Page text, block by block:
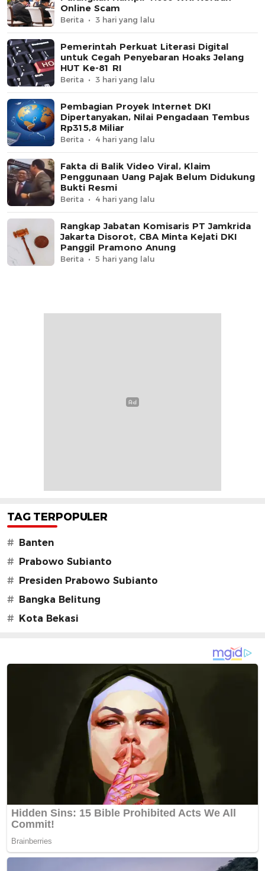
Online Scam
Berita 3 hari yang lalu
Pemerintah Perkuat Literasi Digital
untuk Cegah Penyebaran Hoaks Jelang
HUT Ke-81 RI
Berita 3 hari yang lalu
Pembagian Proyek Internet DKI
Dipertanyakan, Nilai Pengadaan Tembus
Rp315,8 Miliar
Berita 4 hari yang lalu
Fakta di Balik Video Viral, Klaim
Penggunaan Uang Pajak Belum Didukung
Bukti Resmi
Berita 4 hari yang lalu
Rangkap Jabatan Komisaris PT Jamkrida
Jakarta Disorot, CBA Minta Kejati DKI
Panggil Pramono Anung
Berita 5 hari yang lalu
TAG TERPOPULER
#
Banten
#
Prabowo Subianto
#
Presiden Prabowo Subianto
#
Bangka Belitung
#
Kota Bekasi